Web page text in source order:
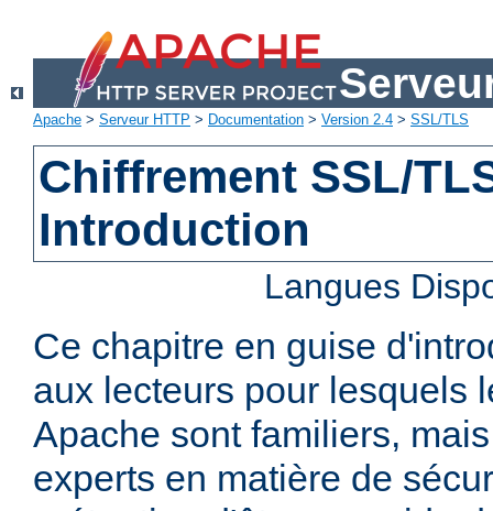
Apache > Serveur HTTP > Documentation > Version 2.4 > SSL/TLS
Chiffrement SSL/
Introduction
Langues
Ce chapitre en guise
aux lecteurs pour lesquels
Apache sont familiers,
experts en matière de